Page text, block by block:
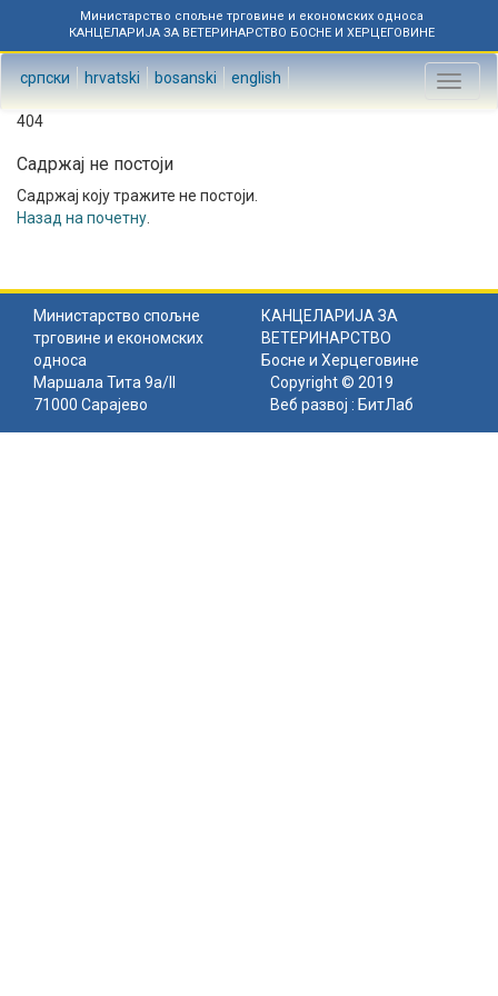
Министарство спољне трговине и економских односа
КАНЦЕЛАРИЈА ЗА ВЕТЕРИНАРСТВО БОСНЕ И ХЕРЦЕГОВИНЕ
српски hrvatski bosanski english
Toggle
404
Садржај не постоји
Садржај коју тражите не постоји.
Назад на почетну
Министарство спољне
трговине и економских
односа
КАНЦЕЛАРИЈА ЗА
ВЕТЕРИНАРСТВО
Босне и Херцеговине
Маршала Тита 9а/II
71000 Сарајево
Copyright © 2019
Веб развој : БитЛаб